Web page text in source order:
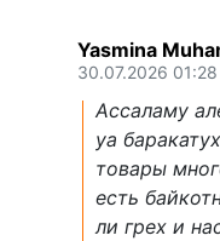
Yasmina
30.07.2026 01:28
Ассаламу
уа
товары
есть
ли грех и